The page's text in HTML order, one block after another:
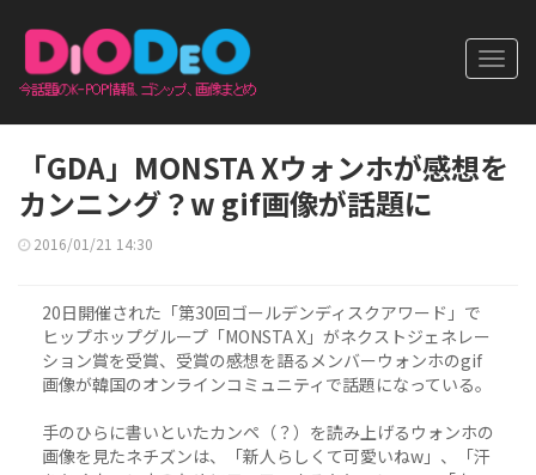
「GDA」MONSTA Xウォンホが感想を
カンニング？w gif画像が話題に
2016/01/21 14:30
20日開催された「第30回ゴールデンディスクアワード」で
ヒップホップグループ「MONSTA X」がネクストジェネレー
ション賞を受賞、受賞の感想を語るメンバーウォンホのgif
画像が韓国のオンラインコミュニティで話題になっている。
手のひらに書いといたカンペ（？）を読み上げるウォンホの
画像を見たネチズンは、「新人らしくて可愛いねw」、「汗